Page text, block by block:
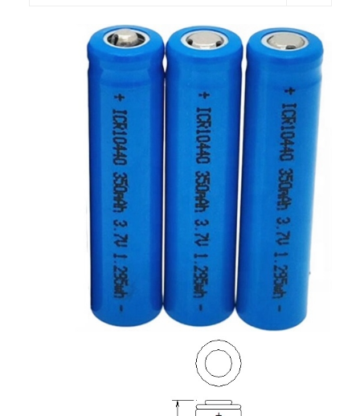
معلومات عنا
جولة في المعمل
مراقبة الجودة
اتصل بنا
أخبار
الدردشة الآن
بطارية ليثيوم LiFePO4
بطاريات ليثيوم أيون قابلة للشحن
بطارية ليثيوم بوليمر
بطاريات تخزين الطاقة